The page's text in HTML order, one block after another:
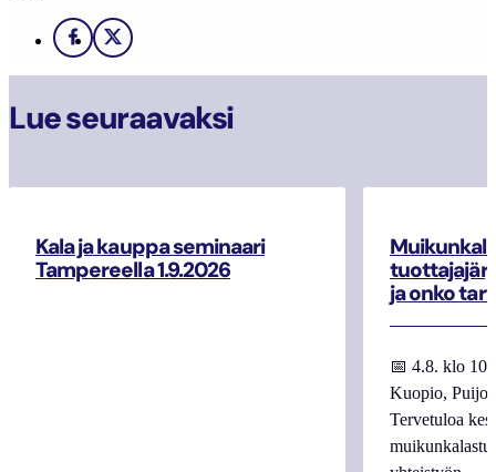
Facebook
X
Lue seuraavaksi
Kala ja kauppa seminaari
Tampereella 1.9.2026
ja onko
📅 4.8. klo
Kuopio,
Tervetuloa